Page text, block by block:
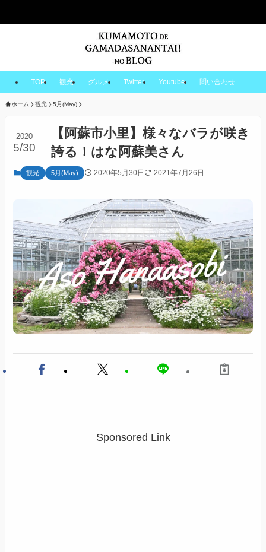
TOP 観光 グルメ Twitter Youtube 問い合わせ
ホーム 観光 5月(May)
【阿蘇市小里】様々なバラが咲き
誇る！はな阿蘇美さん
2020
5/30
観光 5月(May) 2020年5月30日 2021年7月26日
Sponsored Link